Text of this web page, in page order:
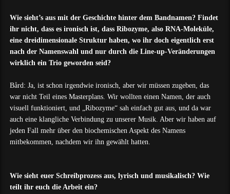
Wie sieht’s aus mit der Geschichte hinter dem Bandnamen? Findet
ihr nicht, dass es ironisch ist, dass Ribozyme, also RNA-Moleküle,
eine dreidimensionale Struktur haben, wo ihr doch eigentlich erst
nach der Namenswahl und nur durch die Line-up-Veränderungen
wirklich ein Trio geworden seid?
Bård: Ja, ist schon irgendwie ironisch, aber wir müssen zugeben, das
war nicht Teil eines Masterplans. Wir wollten einen Namen, der auch
visuell funktioniert, und „Ribozyme“ sah einfach gut aus, und da war
auch eine klangliche Verbindung zu unserer Musik. Aber wir haben auf
jeden Fall mehr über den biochemischen Aspekt des Namens
mitbekommen, nachdem wir ihn gewählt hatten.
Wie sieht euer Schreibprozess aus, lyrisch und musikalisch? Wie
teilt ihr euch die Arbeit ein?